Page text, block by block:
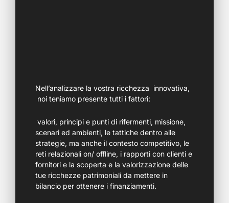
Nell’analizzare la vostra ricchezza innovativa,
noi teniamo presente tutti i fattori:
valori, principi e punti di rifermenti, missione,
scenari ed ambienti, le tattiche dentro alle
strategie, ma anche il contesto competitivo, le
reti relazionali on/ offline, i rapporti con clienti e
fornitori e la scoperta e la valorizzazione delle
tue ricchezze patrimoniali da mettere in
bilancio per ottenere i finanziamenti.